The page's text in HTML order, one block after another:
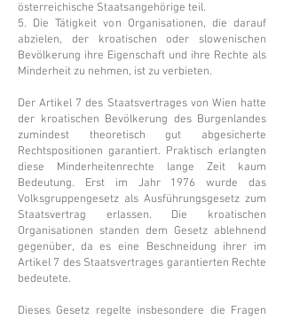
österreichische Staatsangehörige teil.
5. Die Tätigkeit von Organisationen, die darauf
abzielen, der kroatischen oder slowenischen
Bevölkerung ihre Eigenschaft und ihre Rechte als
Minderheit zu nehmen, ist zu verbieten.
Der Artikel 7 des Staatsvertrages von Wien hatte
der kroatischen Bevölkerung des Burgenlandes
zumindest theoretisch gut abgesicherte
Rechtspositionen garantiert. Praktisch erlangten
diese Minderheitenrechte lange Zeit kaum
Bedeutung. Erst im Jahr 1976 wurde das
Volksgruppengesetz als Ausführungsgesetz zum
Staatsvertrag erlassen. Die kroatischen
Organisationen standen dem Gesetz ablehnend
gegenüber, da es eine Beschneidung ihrer im
Artikel 7 des Staatsvertrages garantierten Rechte
bedeutete.
Dieses Gesetz regelte insbesondere die Fragen